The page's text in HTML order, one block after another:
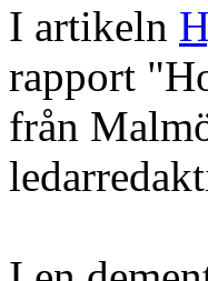
I artikeln
rapport
från